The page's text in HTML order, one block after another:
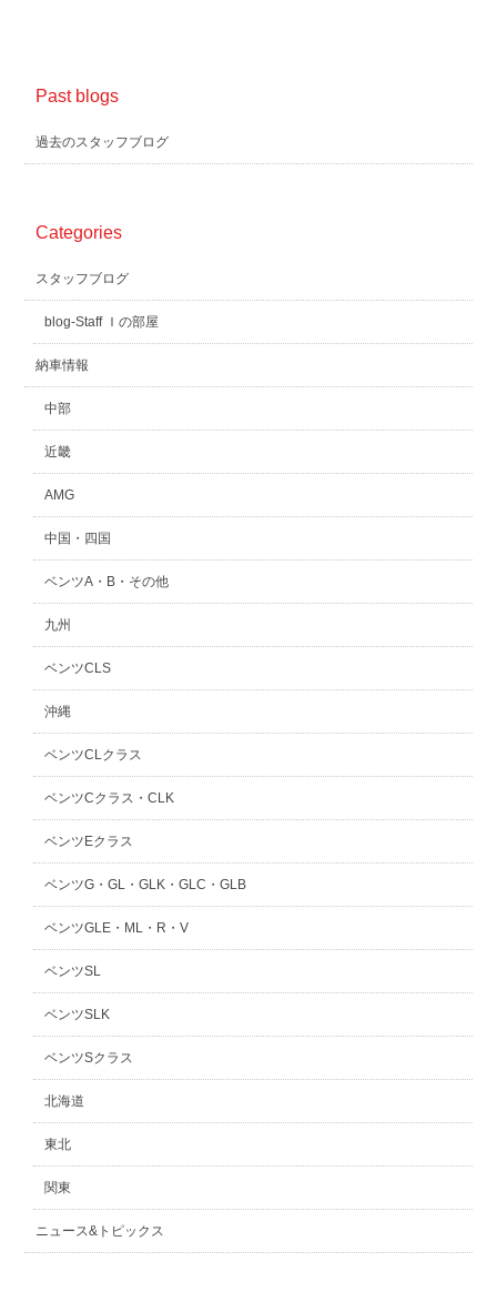
Past blogs
過去のスタッフブログ
Categories
スタッフブログ
blog-Staff Ｉの部屋
納車情報
中部
近畿
AMG
中国・四国
ベンツA・B・その他
九州
ベンツCLS
沖縄
ベンツCLクラス
ベンツCクラス・CLK
ベンツEクラス
ベンツG・GL・GLK・GLC・GLB
ベンツGLE・ML・R・V
ベンツSL
ベンツSLK
ベンツSクラス
北海道
東北
関東
ニュース&トピックス